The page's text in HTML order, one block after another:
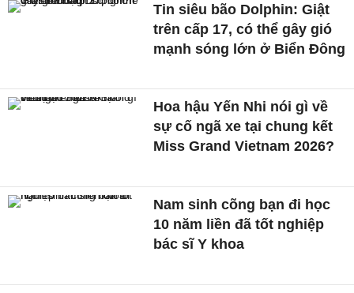
Tin siêu bão Dolphin: Giật
trên cấp 17, có thể gây gió
mạnh sóng lớn ở Biển Đông
Hoa hậu Yến Nhi nói gì về
sự cố ngã xe tại chung kết
Miss Grand Vietnam 2026?
Nam sinh cõng bạn đi học
10 năm liền đã tốt nghiệp
bác sĩ Y khoa